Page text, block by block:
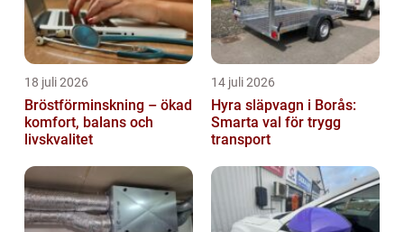
18 juli 2026
Bröstförminskning – ökad
komfort, balans och
livskvalitet
14 juli 2026
Hyra släpvagn i Borås:
Smarta val för trygg
transport